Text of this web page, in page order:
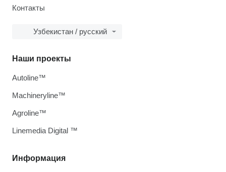
Контакты
Узбекистан / русский
Информация
Наши проекты
Autoline™
Machineryline™
Agroline™
Linemedia Digital ™